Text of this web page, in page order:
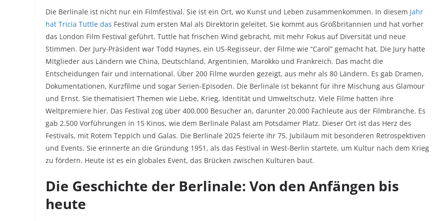
Die Berlinale ist nicht nur ein Filmfestival. Sie ist ein Ort, wo Kunst und Leben zusammenkommen. In diesem Jahr
hat Tricia Tuttle das Festival zum ersten Mal als Direktorin geleitet. Sie kommt aus Großbritannien und hat vorher
das London Film Festival geführt. Tuttle hat frischen Wind gebracht, mit mehr Fokus auf Diversität und neue
Stimmen. Der Jury-Präsident war Todd Haynes, ein US-Regisseur, der Filme wie “Carol” gemacht hat. Die Jury hatte
Mitglieder aus Ländern wie China, Deutschland, Argentinien, Marokko und Frankreich. Das macht die
Entscheidungen fair und international. Über 200 Filme wurden gezeigt, aus mehr als 80 Ländern. Es gab Dramen,
Dokumentationen, Kurzfilme und sogar Serien-Episoden. Die Berlinale ist bekannt für ihre Mischung aus Glamour
und Ernst. Sie thematisiert Themen wie Liebe, Krieg, Identität und Umweltschutz. Viele Filme hatten ihre
Weltpremiere hier. Das Festival zog über 400.000 Besucher an, darunter 20.000 Fachleute aus der Filmbranche. Es
gab 2.500 Vorführungen in 15 Kinos, wie dem Berlinale Palast am Potsdamer Platz. Dieser Ort ist das Herz des
Festivals, mit Rotem Teppich und Galas. Die Berlinale 2025 feierte ihr 75. Jubiläum mit besonderen Retrospektiven
und Events. Sie erinnerte an die Gründung 1951, als das Festival in West-Berlin startete, um Kultur nach dem Krieg
zu fördern. Heute ist es ein globales Event, das Brücken zwischen Kulturen baut.
Die Geschichte der Berlinale: Von den Anfängen bis
heute